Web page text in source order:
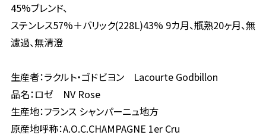
45%ブレンド、
ステンレス57%＋バリック(228L)43% 9カ月、瓶熟20ヶ月、無
濾過、無清澄
生産者：ラクルト・ゴドビヨン Lacourte Godbillon
品名：ロゼ NV Rose
生産地：フランス シャンパーニュ地方
原産地呼称：A.O.C.CHAMPAGNE 1er Cru